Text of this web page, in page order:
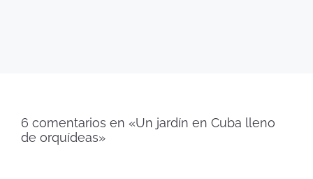
6 comentarios en «Un jardín en Cuba lleno
de orquídeas»